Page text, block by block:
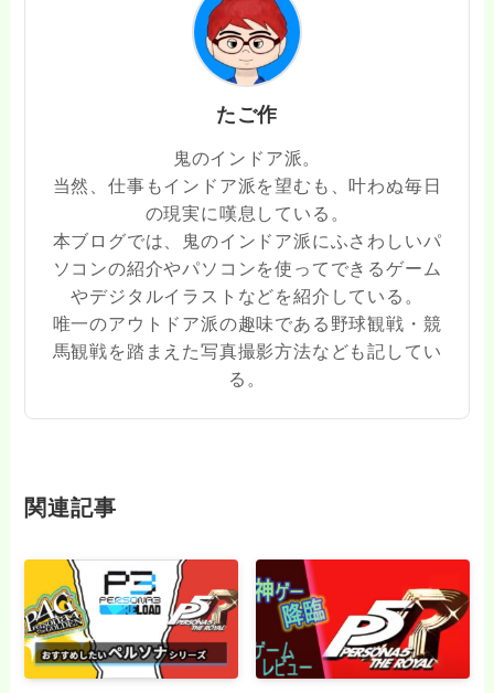
たご作
鬼のインドア派。
当然、仕事もインドア派を望むも、叶わぬ毎日
の現実に嘆息している。
本ブログでは、鬼のインドア派にふさわしいパ
ソコンの紹介やパソコンを使ってできるゲーム
やデジタルイラストなどを紹介している。
唯一のアウトドア派の趣味である野球観戦・競
馬観戦を踏まえた写真撮影方法なども記してい
る。
関連記事